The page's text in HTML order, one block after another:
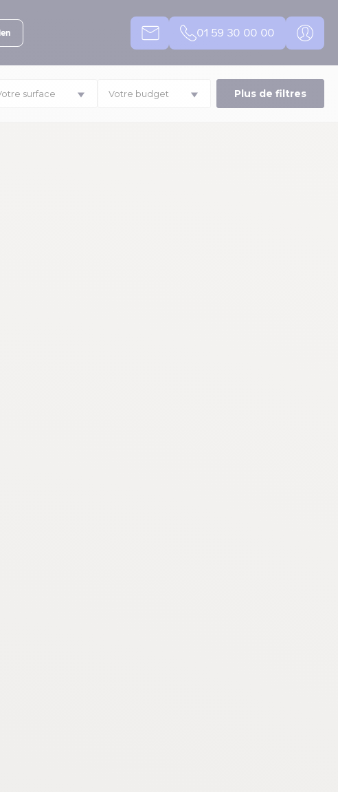
01 59 30 00 00
surface Votre budget Plus de filtres